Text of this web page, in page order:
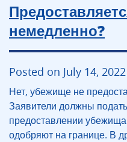
немедленно?
Posted on July 14, 2022
Нет, убежище не
Заявители должны
предоставлении
одобряют на границе. В